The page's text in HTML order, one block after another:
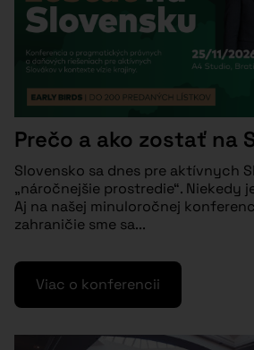
Prečo a ako zostať na
Slovensko sa dnes pre aktívnych
„náročnejšie prostredie“. Niekedy
Aj na našej minuloročnej
zahraničie sme sa...
Viac o konferencii